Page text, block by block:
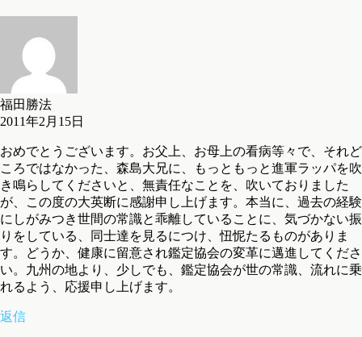
福田勝法
2011年2月15日
おめでとうございます。お父上、お母上の看病等々で、それど
ころではなかった、森島大兄に、もっともっと進軍ラッパを吹
き鳴らしてくださいと、無責任なことを、吹いておりました
が、この度の大英断に感謝申し上げます。本当に、過去の経験
にしがみつき世間の常識と乖離していることに、気づかない振
りをしている、同士達を見るにつけ、忸怩たるものがありま
す。どうか、健康に留意され鑑定協会の変革に邁進してくださ
い。九州の地より、少しでも、鑑定協会が世の常識、流れに乗
れるよう、応援申し上げます。
返信